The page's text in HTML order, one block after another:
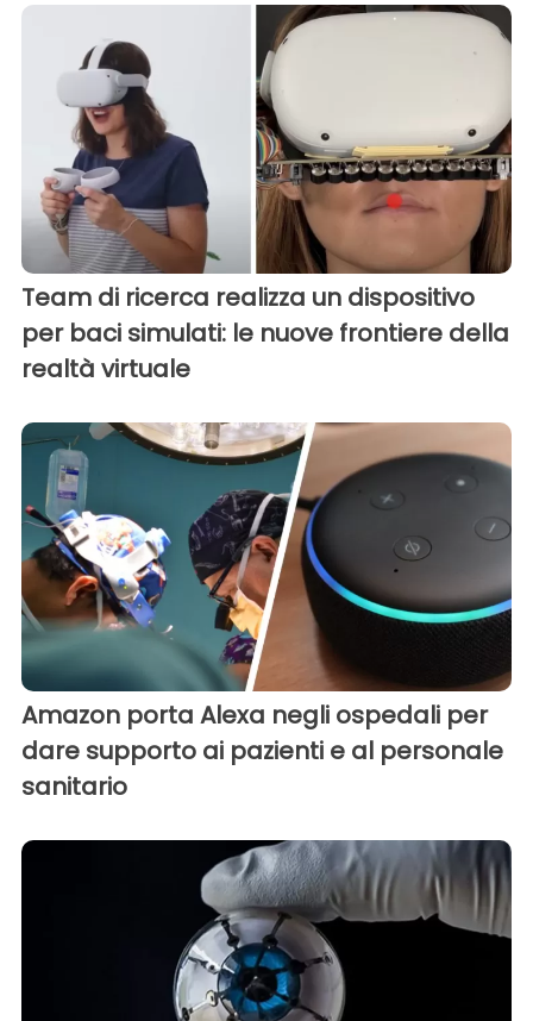
Team di ricerca realizza un dispositivo
per baci simulati: le nuove frontiere della
realtà virtuale
Amazon porta Alexa negli ospedali per
dare supporto ai pazienti e al personale
sanitario